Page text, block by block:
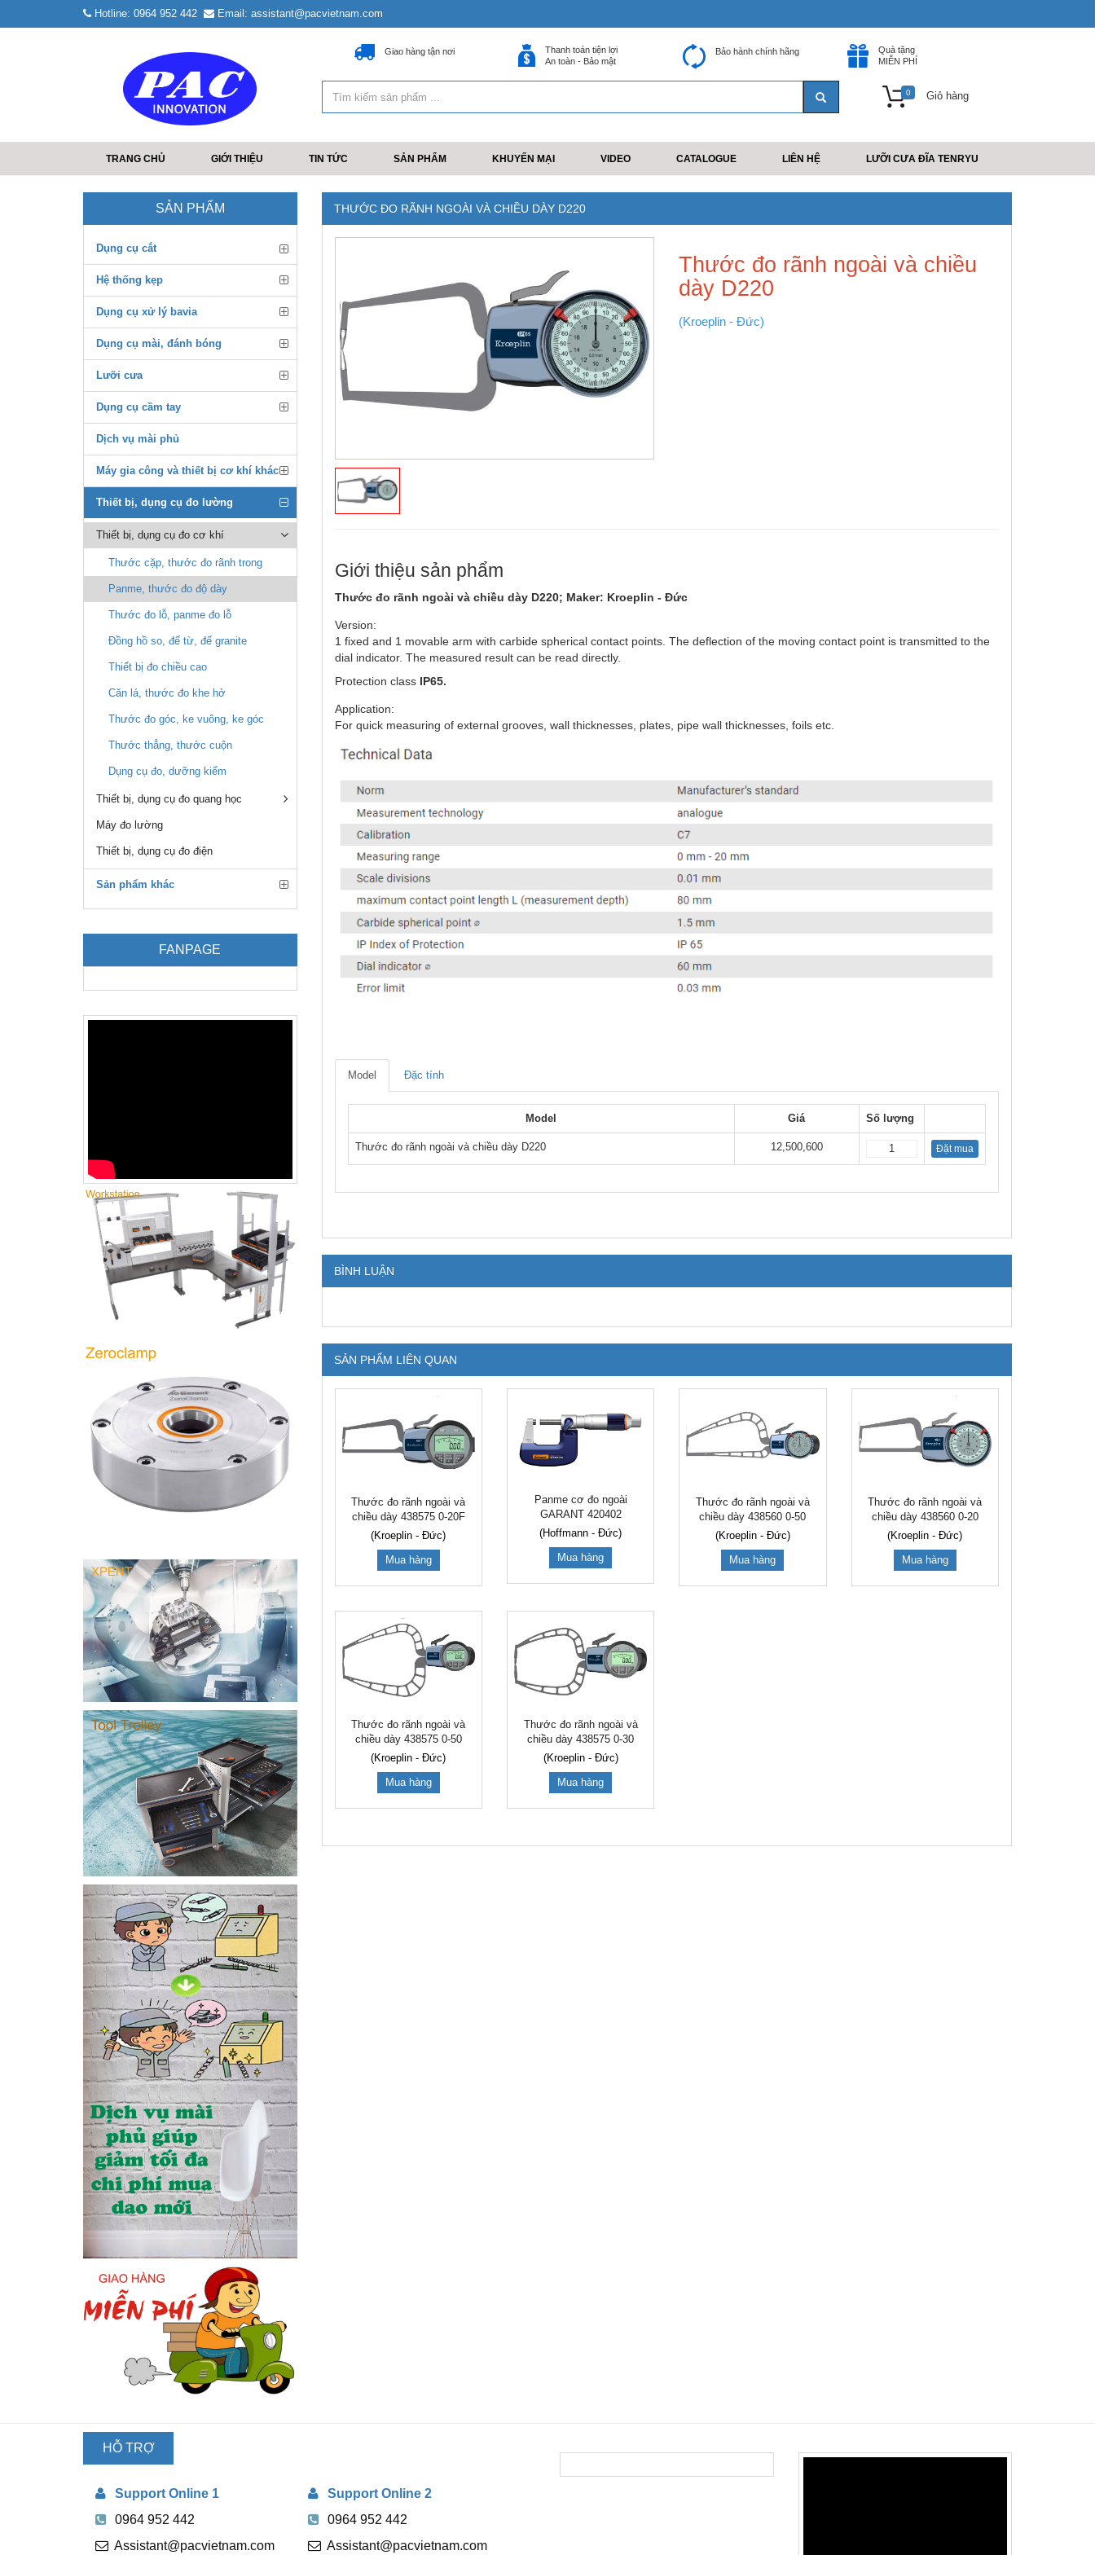
Hotline: 0964 952 442 Email: assistant@pacvietnam.com
Giao hàng tận nơi
Thanh toán tiện lợi
An toàn - Bảo mật
Bảo hành chính hãng
Quà tặng
MIỄN PHÍ
0 Giỏ hàng
TRANG CHỦ GIỚI THIỆU TIN TỨC SẢN PHẨM KHUYẾN MẠI VIDEO CATALOGUE LIÊN HỆ LƯỠI CƯA ĐĨA TENRYU
THƯỚC ĐO RÃNH NGOÀI VÀ CHIỀU DÀY D220
Thước đo rãnh ngoài và chiều
dày D220
(Kroeplin - Đức)
Giới thiệu sản phẩm
Thước đo rãnh ngoài và chiều dày D220; Maker: Kroeplin - Đức
Version:
1 fixed and 1 movable arm with carbide spherical contact points. The deflection of the moving contact point is transmitted to the
dial indicator. The measured result can be read directly.
Protection class IP65.
Application:
For quick measuring of external grooves, wall thicknesses, plates, pipe wall thicknesses, foils etc.
Model Đặc tính
Model Giá Số lượng
Thước đo rãnh ngoài và chiều dày D220 12,500,600 Đặt mua
BÌNH LUẬN
SẢN PHẨM LIÊN QUAN
Thước đo rãnh ngoài và
chiều dày 438575 0-20F
(Kroeplin - Đức)
Mua hàng
Panme cơ đo ngoài
GARANT 420402
(Hoffmann - Đức)
Mua hàng
Thước đo rãnh ngoài và
chiều dày 438560 0-50
(Kroeplin - Đức)
Mua hàng
Thước đo rãnh ngoài và
chiều dày 438560 0-20
(Kroeplin - Đức)
Mua hàng
Thước đo rãnh ngoài và
chiều dày 438575 0-50
(Kroeplin - Đức)
Mua hàng
Thước đo rãnh ngoài và
chiều dày 438575 0-30
(Kroeplin - Đức)
Mua hàng
SẢN PHẨM
Dụng cụ cắt
Hệ thống kẹp
Dụng cụ xử lý bavia
Dụng cụ mài, đánh bóng
Lưỡi cưa
Dụng cụ cầm tay
Dịch vụ mài phủ
Máy gia công và thiết bị cơ khí khác
Thiết bị, dụng cụ đo lường
Thiết bị, dụng cụ đo cơ khí
Thước cặp, thước đo rãnh trong
Panme, thước đo độ dày
Thước đo lỗ, panme đo lỗ
Đồng hồ so, đế từ, đế granite
Thiết bị đo chiều cao
Căn lá, thước đo khe hở
Thước đo góc, ke vuông, ke góc
Thước thẳng, thước cuộn
Dụng cụ đo, dưỡng kiểm
Thiết bị, dụng cụ đo quang học
Máy đo lường
Thiết bị, dụng cụ đo điện
Sản phẩm khác
FANPAGE
HỖ TRỢ
TUYẾN
Support Online 1
0964 952 442
Assistant@pacvietnam.com
Support Online 2
0964 952 442
Assistant@pacvietnam.com